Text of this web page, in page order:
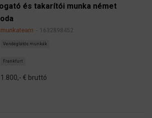
és takarítói munka német
1632898452
Vendéglátós munkák
Frankfurt
1.800,- € bruttó